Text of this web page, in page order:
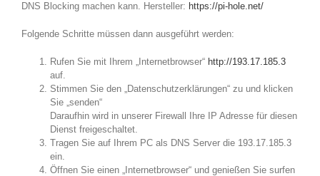
DNS Blocking machen kann. Hersteller: https://pi-hole.net/
Folgende Schritte müssen dann ausgeführt werden:
Rufen Sie mit Ihrem „Internetbrowser“ http://193.17.185.3
auf.
Stimmen Sie den „Datenschutzerklärungen“ zu und klicken
Sie „senden“
Daraufhin wird in unserer Firewall Ihre IP Adresse für diesen
Dienst freigeschaltet.
Tragen Sie auf Ihrem PC als DNS Server die 193.17.185.3
ein.
Öffnen Sie einen „Internetbrowser“ und genießen Sie surfen